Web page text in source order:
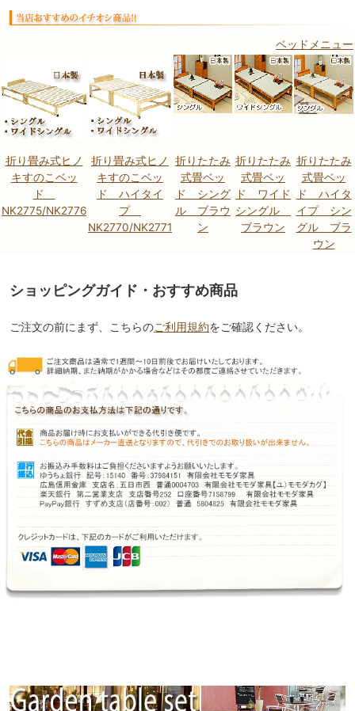
ベッドメニュー
折り畳み式ヒノ
キすのこベッ
ド
NK2775/NK2776
折り畳み式ヒノ
キすのこベッ
ド ハイタイ
プ
NK2770/NK2771
折りたたみ
式畳ベッ
ド シング
ル ブラウ
ン
折りたたみ
式畳ベッ
ド ワイド
シングル
ブラウン
折りたたみ
式畳ベッ
ド ハイタ
イプ シン
グル ブラ
ウン
ショッピングガイド・おすすめ商品
ご注文の前にまず、こちらのご利用規約をご確認ください。